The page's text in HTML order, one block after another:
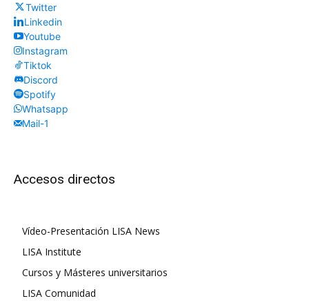
Twitter
Linkedin
Youtube
Instagram
Tiktok
Discord
Spotify
Whatsapp
Mail-1
Accesos directos
Vídeo-Presentación LISA News
LISA Institute
Cursos y Másteres universitarios
LISA Comunidad